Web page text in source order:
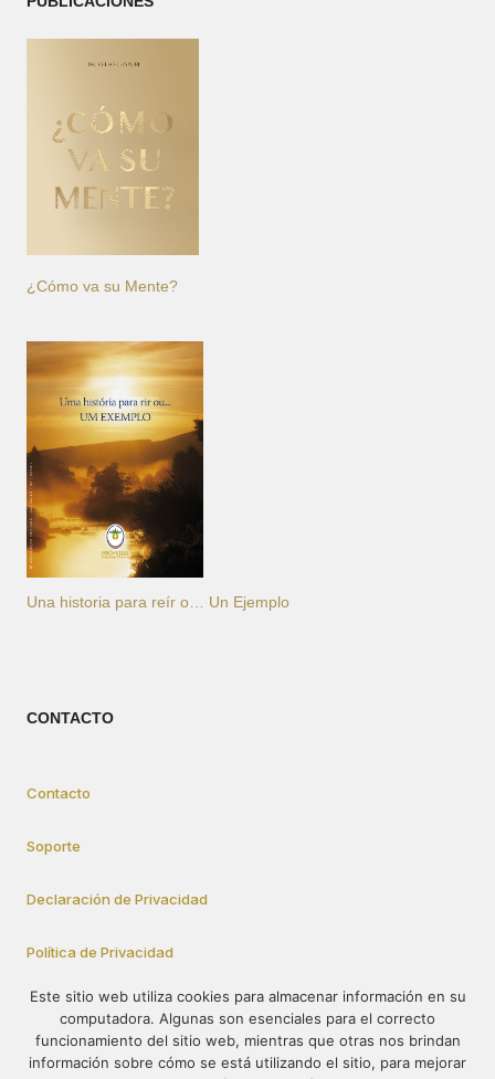
¿Cómo va su Mente?
Una historia para reír o… Un Ejemplo
CONTACTO
Contacto
Soporte
Declaración de Privacidad
Política de Privacidad
Cómo Participar
Este sitio web utiliza cookies para almacenar información en su
computadora. Algunas son esenciales para el correcto
funcionamiento del sitio web, mientras que otras nos brindan
información sobre cómo se está utilizando el sitio, para mejorar